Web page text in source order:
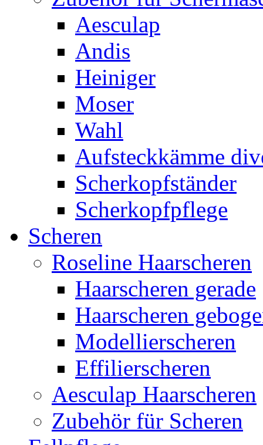
Aesculap
Andis
Heiniger
Moser
Wahl
Aufsteckkämme
Scherkopfständer
Scherkopfpflege
Scheren
Roseline Haarscheren
Haarscheren gerade
Haarscheren
Modellierscheren
Effilierscheren
Aesculap Haarscheren
Zubehör für Scheren